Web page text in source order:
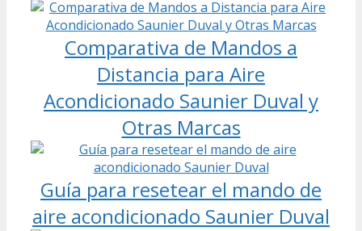
Comparativa de Mandos a
Distancia para Aire
Acondicionado Saunier Duval y
Otras Marcas
Guía para resetear el mando de
aire acondicionado Saunier Duval